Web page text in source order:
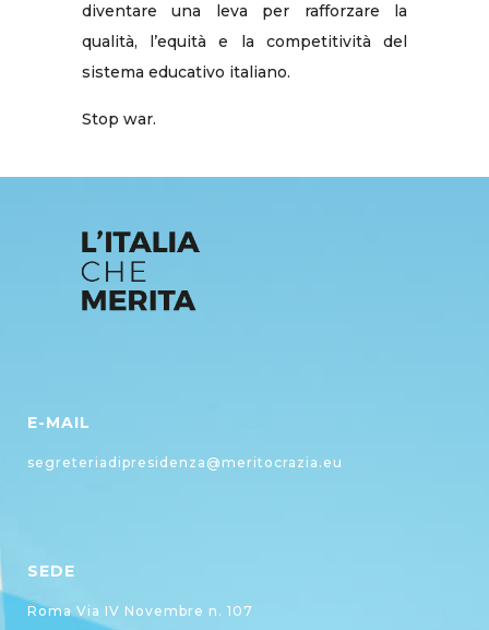
diventare una leva per rafforzare la
qualità, l’equità e la competitività del
sistema educativo italiano.
Stop war.
E-MAIL
segreteriadipresidenza@meritocrazia.eu
SEDE
Roma Via IV Novembre n. 107